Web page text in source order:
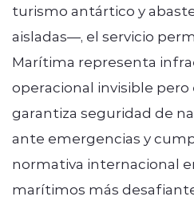
turismo antártico y
aisladas—, el servicio
Marítima representa
operacional invisible pero
garantiza seguridad de
ante emergencias y
normativa internacional
marítimos más